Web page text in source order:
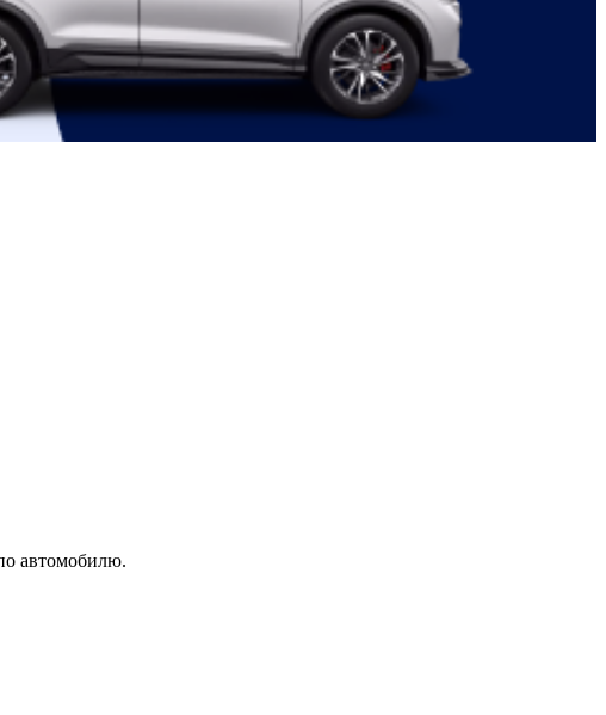
автомобилю.